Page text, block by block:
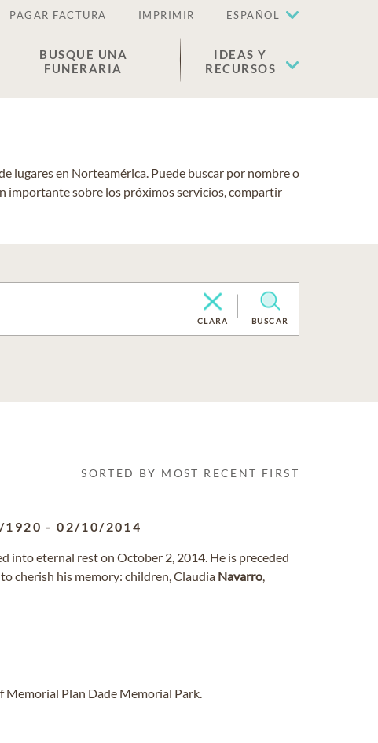
PAGAR FACTURA IMPRIMIR ESPAÑOL
BUSQUE UNA
FUNERARIA
IDEAS Y
RECURSOS
lugares en Norteamérica. Puede buscar por nombre o
importante sobre los próximos servicios, compartir
CLARA BUSCAR
SORTED BY MOST RECENT FIRST
1920 -02/10/2014
into eternal rest on October 2, 2014. He is preceded
cherish his memory: children, Claudia Navarro,
Plan Dade Memorial Park.